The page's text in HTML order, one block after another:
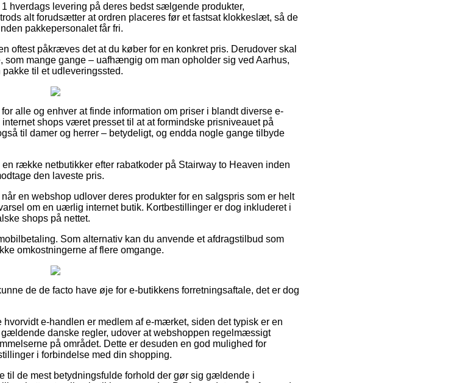
hverdags levering på deres bedst sælgende produkter,
alt forudsætter at ordren placeres før et fastsat klokkeslæt, så de
pakkepersonalet får fri.
oftest påkræves det at du køber for en konkret pris. Derudover skal
mange gange – uafhængig om man opholder sig ved Aarhus,
til et udleveringssted.
alle og enhver at finde information om priser i blandt diverse e-
shops været presset til at at formindske prisniveauet på
til damer og herrer – betydeligt, og endda nogle gange tilbyde
række netbutikker efter rabatkoder på Stairway to Heaven inden
den laveste pris.
en webshop udlover deres produkter for en salgspris som er helt
om en uærlig internet butik. Kortbestillinger er dog inkluderet i
shops på nettet.
Som alternativ kan du anvende et afdragstilbud som
omkostningerne af flere omgange.
de de facto have øje for e-butikkens forretningsaftale, det er dog
e-handlen er medlem af e-mærket, siden det typisk er en
danske regler, udover at webshoppen regelmæssigt
på området. Dette er desuden en god mulighed for
i forbindelse med din shopping.
til de mest betydningsfulde forhold der gør sig gældende i